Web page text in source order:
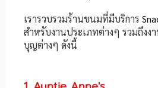
เรารวบรวมร้านขนมที่มีบริการ
สำหรับงานประเภทต่างๆ รวมถึงง
บุญต่างๆ ดังนี้